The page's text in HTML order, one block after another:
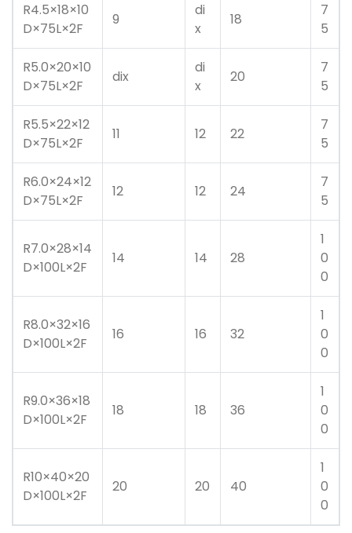
R4.5×18×10
D×75L×2F
9
di
x
18
7
5
R5.0×20×10
D×75L×2F
dix
di
x
20
7
5
R5.5×22×12
D×75L×2F
11 12 22
7
5
R6.0×24×12
D×75L×2F
12 12 24
7
5
R7.0×28×14
D×100L×2F
14 14 28
1
0
0
R8.0×32×16
D×100L×2F
16 16 32
1
0
0
R9.0×36×18
D×100L×2F
18 18 36
1
0
0
R10×40×20
D×100L×2F
20 20 40
1
0
0